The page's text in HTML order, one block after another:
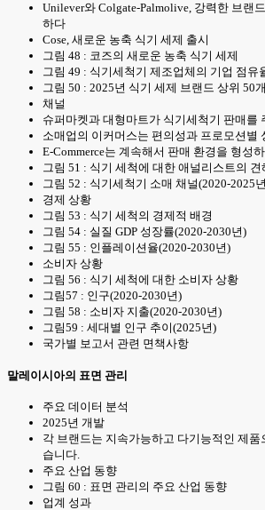
Unilever와 Colgate-Palmolive, 강력한 브랜
하다
Cose, 새로운 농축 식기 세제 출시
그림 48 : 코즈의 새로운 농축 식기 세제
그림 49 : 식기세척기 제조업체의 기업 점유
그림 50 : 2025년 식기 세제 브랜드 상위 50
채널
슈퍼마켓과 대형마트가 식기세척기 판매를
소매업의 이커머스는 편의성과 프로모션별
E-Commerce는 계속해서 판매 환경을 형성
그림 51 : 식기 세척에 대한 애널리스트의 견
그림 52 : 식기세척기 소매 채널(2020-2025
경제 상황
그림 53 : 식기 세척의 경제적 배경
그림 54 : 실질 GDP 성장률(2020-2030년)
그림 55 : 인플레이션율(2020-2030년)
소비자 상황
그림 56 : 식기 세척에 대한 소비자 상황
그림57 : 인구(2020-2030년)
그림 58 : 소비자 지출(2020-2030년)
그림59 : 세대별 인구 추이(2025년)
국가별 보고서 관련 면책사항
말레이시아의 표면 관리
주요 데이터 분석
2025년 개발
각 브랜드는 지속가능하고 다기능적인 제품
습니다.
주요 산업 동향
그림 60 : 표면 관리의 주요 산업 동향
업계 성과